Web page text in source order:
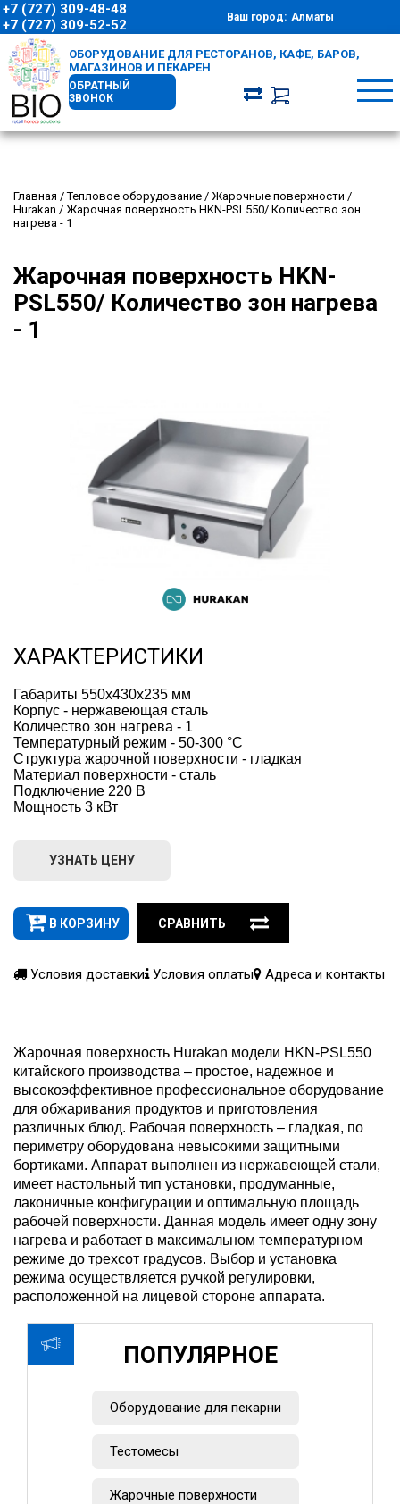
+7 (727) 309-48-48
+7 (727) 309-52-52
Ваш город: Алматы
ОБОРУДОВАНИЕ ДЛЯ РЕСТОРАНОВ, КАФЕ, БАРОВ,
МАГАЗИНОВ И ПЕКАРЕН
ОБРАТНЫЙ
ЗВОНОК
Главная /Тепловое оборудование / Жарочные поверхности /
Hurakan / Жарочная поверхность HKN-PSL550/ Количество зон
нагрева - 1
Жарочная поверхность HKN-
PSL550/ Количество зон нагрева
- 1
ХАРАКТЕРИСТИКИ
Габариты 550х430х235 мм
Корпус - нержавеющая сталь
Количество зон нагрева - 1
Температурный режим - 50-300 °С
Структура жарочной поверхности - гладкая
Материал поверхности - сталь
Подключение 220 В
Мощность 3 кВт
УЗНАТЬ ЦЕНУ
В КОРЗИНУ СРАВНИТЬ
Условия доставки Условия оплаты Адреса и контакты
Жарочная поверхность Hurakan модели HKN-PSL550
китайского производства – простое, надежное и
высокоэффективное профессиональное оборудование
для обжаривания продуктов и приготовления
различных блюд. Рабочая поверхность – гладкая, по
периметру оборудована невысокими защитными
бортиками. Аппарат выполнен из нержавеющей стали,
имеет настольный тип установки, продуманные,
лаконичные конфигурации и оптимальную площадь
рабочей поверхности. Данная модель имеет одну зону
нагрева и работает в максимальном температурном
режиме до трехсот градусов. Выбор и установка
режима осуществляется ручкой регулировки,
расположенной на лицевой стороне аппарата.
ПОПУЛЯРНОЕ
Оборудование для пекарни
Тестомесы
Жарочные поверхности